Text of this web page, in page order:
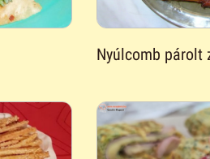
Nyúlcomb párolt